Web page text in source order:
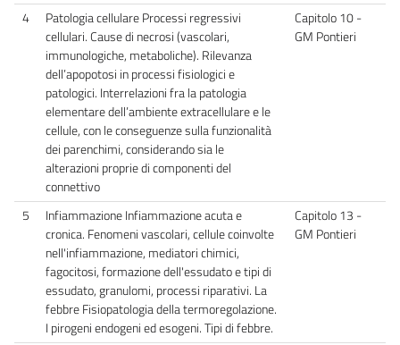
4
Patologia cellulare Processi regressivi
cellulari. Cause di necrosi (vascolari,
immunologiche, metaboliche). Rilevanza
dell’apopotosi in processi fisiologici e
patologici. Interrelazioni fra la patologia
elementare dell’ambiente extracellulare e le
cellule, con le conseguenze sulla funzionalità
dei parenchimi, considerando sia le
alterazioni proprie di componenti del
connettivo
Capitolo 10 -
GM Pontieri
5
Infiammazione Infiammazione acuta e
cronica. Fenomeni vascolari, cellule coinvolte
nell'infiammazione, mediatori chimici,
fagocitosi, formazione dell'essudato e tipi di
essudato, granulomi, processi riparativi. La
febbre Fisiopatologia della termoregolazione.
I pirogeni endogeni ed esogeni. Tipi di febbre.
Capitolo 13 -
GM Pontieri